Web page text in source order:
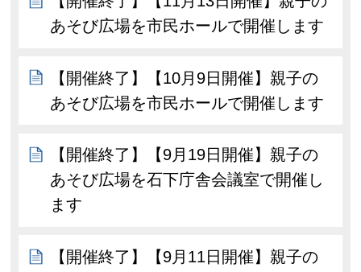
あそび広場を市民ホールで開催します
【開催終了】【10月9日開催】親子の
あそび広場を市民ホールで開催します
【開催終了】【9月19日開催】親子の
あそび広場を石下庁舎会議室で開催し
ます
【開催終了】【9月11日開催】親子の